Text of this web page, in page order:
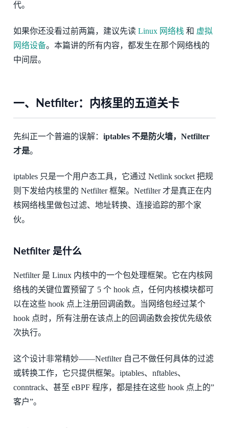
代。
如果你还没看过前两篇，建议先读 Linux 网络栈和 虚拟
网络设备。本篇讲的所有内容，都发生在那个网络栈的
中间层。
一、Netfilter：内核里的五道关卡
先纠正一个普遍的误解： iptables 不是防火墙，Netfilter
才是。
iptables 只是一个用户态工具，它通过 Netlink socket 把规
则下发给内核里的 Netfilter 框架。Netfilter 才是真正在内
核网络栈里做包过滤、地址转换、连接追踪的那个家
伙。
Netfilter 是什么
Netfilter 是 Linux 内核中的一个包处理框架。它在内核网
络栈的关键位置预留了 5 个 hook 点，任何内核模块都可
以在这些 hook 点上注册回调函数。当网络包经过某个
hook 点时，所有注册在该点上的回调函数会按优先级依
次执行。
这个设计非常精妙——Netfilter 自己不做任何具体的过滤
或转换工作，它只提供框架。iptables、nftables、
conntrack、甚至 eBPF 程序，都是挂在这些 hook 点上的”
客户”。